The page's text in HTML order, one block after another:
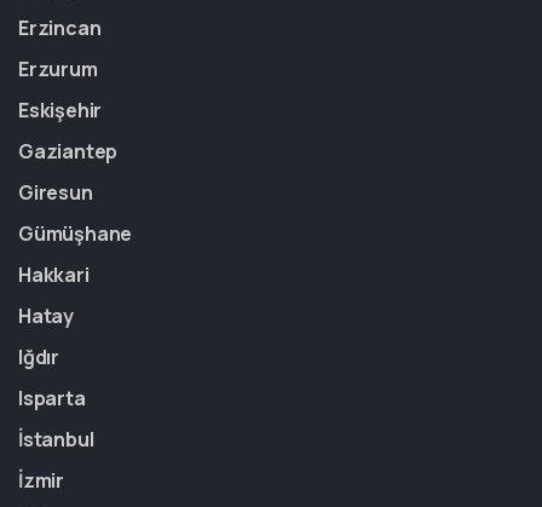
Erzincan
Erzurum
Eskişehir
Gaziantep
Giresun
Gümüşhane
Hakkari
Hatay
Iğdır
Isparta
İstanbul
İzmir